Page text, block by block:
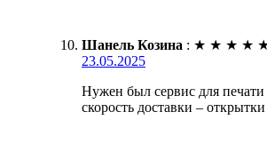
Шанель Козина : ★ ★ ★ ★
23.05.2025
Нужен был сервис для
скорость доставки –